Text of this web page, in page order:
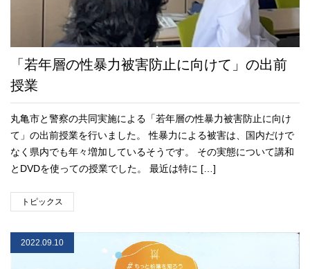
「若年層の性暴力被害防止に向けて」の出前
授業
丸亀市と警察の共同実施による「若年層の性暴力被害防止に向け
て」の出前授業を行いました。 性暴力による被害は、国内だけで
なく県内でも年々増加しているそうです。 その実態について講和
とDVDを使っての授業でした。 最近は特に […]
トピックス
2022.09.10